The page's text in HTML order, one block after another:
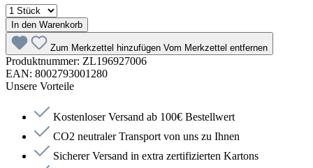
In den Warenkorb
Zum Merkzettel hinzufügen Vom Merkzettel entfernen
Produktnummer: ZL196927006
EAN: 8002793001280
Unsere Vorteile
Kostenloser Versand ab 100€ Bestellwert
CO2 neutraler Transport von uns zu Ihnen
Sicherer Versand in extra zertifizierten Kartons